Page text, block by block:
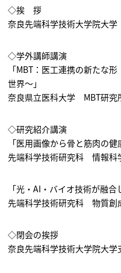
◇挨 拶
奈良先端科学技術大学院
◇学外講師講演
「MBT：医工連携の新たな
世界～」
奈良県立医科大学 MBT研
◇研究紹介講演
「医用画像から骨と筋肉の
先端科学技術研究科 情報
「光・AI・バイオ技術が融
先端科学技術研究科 物質
◇閉会の挨拶
奈良先端科学技術大学院